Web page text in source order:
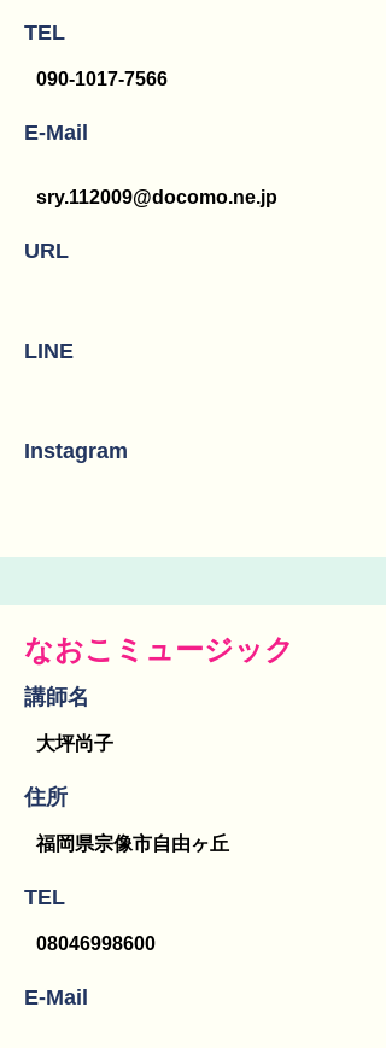
TEL
090-1017-7566
E-Mail
sry.112009@docomo.ne.jp
URL
LINE
Instagram
なおこミュージック
講師名
大坪尚子
​住所
福岡県宗像市自由ヶ丘
TEL
08046998600
E-Mail